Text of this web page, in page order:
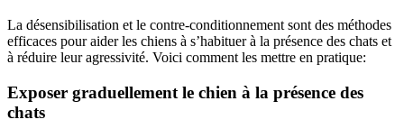
La désensibilisation et le contre-conditionnement sont des méthodes
efficaces pour aider les chiens à s’habituer à la présence des chats et
à réduire leur agressivité. Voici comment les mettre en pratique:
Exposer graduellement le chien à la présence des
chats